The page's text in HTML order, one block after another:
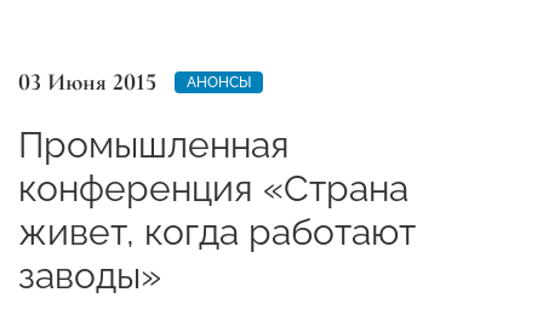
03 Июня 2015 АНОНСЫ
Промышленная
конференция «Страна
живет, когда работают
заводы»